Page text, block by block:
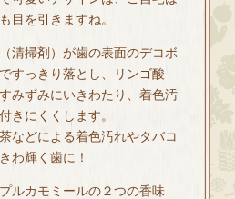
目を引きますね。
清掃剤）が歯の表面のデコボ
すっきり落とし、リンゴ酸
みずみにいきわたり、着色汚
きにくくします。
などによる着色汚れやタバコ
わ輝く歯に！
ルカモミールの２つの香味